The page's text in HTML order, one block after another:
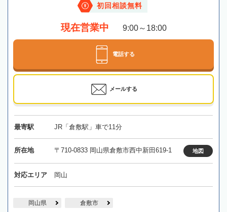
初回相談無料
現在営業中 9:00～18:00
電話する
メールする
最寄駅 JR「倉敷駅」車で11分
所在地 〒710-0833 岡山県倉敷市西中新田619-1 地図
対応エリア 岡山
岡山県 倉敷市